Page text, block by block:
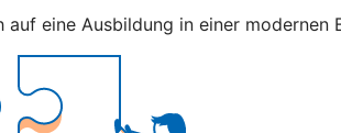
eine Ausbildung in einer